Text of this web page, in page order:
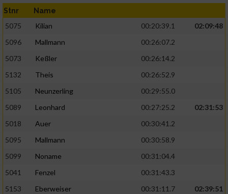
Stnr Name
5075 Kilian 00:20:39.1
02:09:48
5096
Mallmann
00:26:07.2
5073
Keßler
00:26:14.2
5132
Theis
00:26:52.9
5105
Neunzerling
00:29:55.0
5089
Leonhard 00:27:25.2
02:31:53
5018
Auer
00:30:41.2
5095
Mallmann
00:30:58.9
5099
Noname
00:31:04.4
5041
Fenzel
00:31:43.3
5153
Eberweiser 00:31:11.7
02:39:51